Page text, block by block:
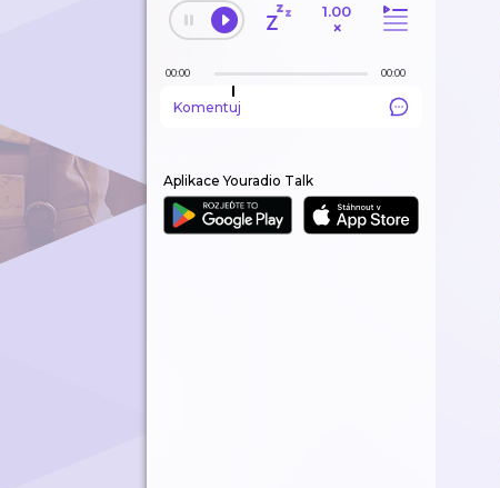
1.00
×
00:00 00:00
Komentuj
Aplikace Youradio Talk